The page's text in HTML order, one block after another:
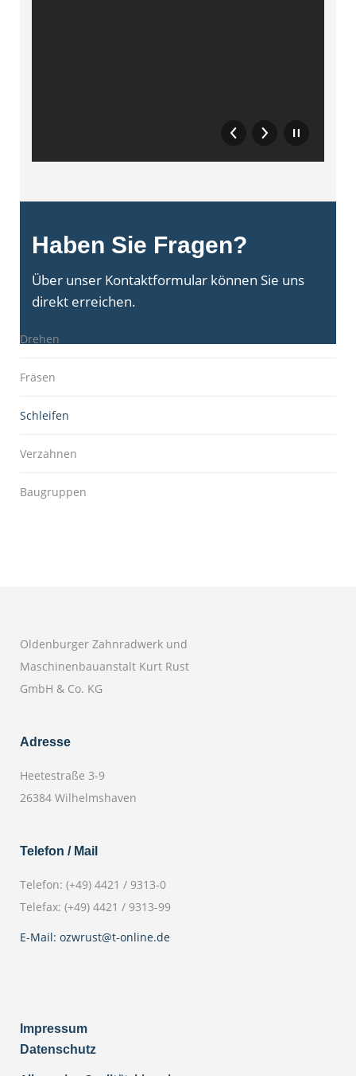
Haben Sie Fragen?
Über unser Kontaktformular können Sie uns
direkt erreichen.
Drehen
Fräsen
Schleifen
Verzahnen
Baugruppen
Oldenburger Zahnradwerk und
Maschinenbauanstalt Kurt Rust
GmbH & Co. KG
Adresse
Heetestraße 3-9
26384 Wilhelmshaven
Telefon / Mail
Telefon: (+49) 4421 / 9313-0
Telefax: (+49) 4421 / 9313-99
E-Mail: ozwrust@t-online.de
Impressum
Datenschutz